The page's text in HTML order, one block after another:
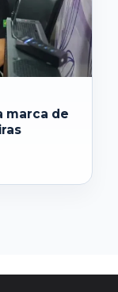
marca de